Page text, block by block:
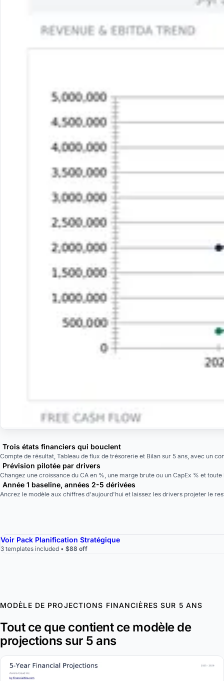
Trois états financiers qui bouclent
Compte de résultat, Tableau de flux de trésorerie et Bilan sur 5 ans, avec un
Prévision pilotée par drivers
Changez une croissance du CA en %, une marge brute ou un CapEx % et
Année 1 baseline, années 2-5 dérivées
Ancrez le modèle aux chiffres d'aujourd'hui et laissez les drivers projeter le
Voir Pack Planification Stratégique
3 templates included • $88 off
MODÈLE DE PROJECTIONS FINANCIÈRES SUR 5 ANS
Tout ce que contient ce modèle de
projections sur 5 ans